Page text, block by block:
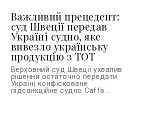
Важливий прецедент:
суд Швеції передав
Україні судно, яке
вивезло українську
продукцію з ТОТ
Верховний суд Швеції ухвалив
рішення остаточно передати
Україні конфісковане
підсанкційне судно Caffa...